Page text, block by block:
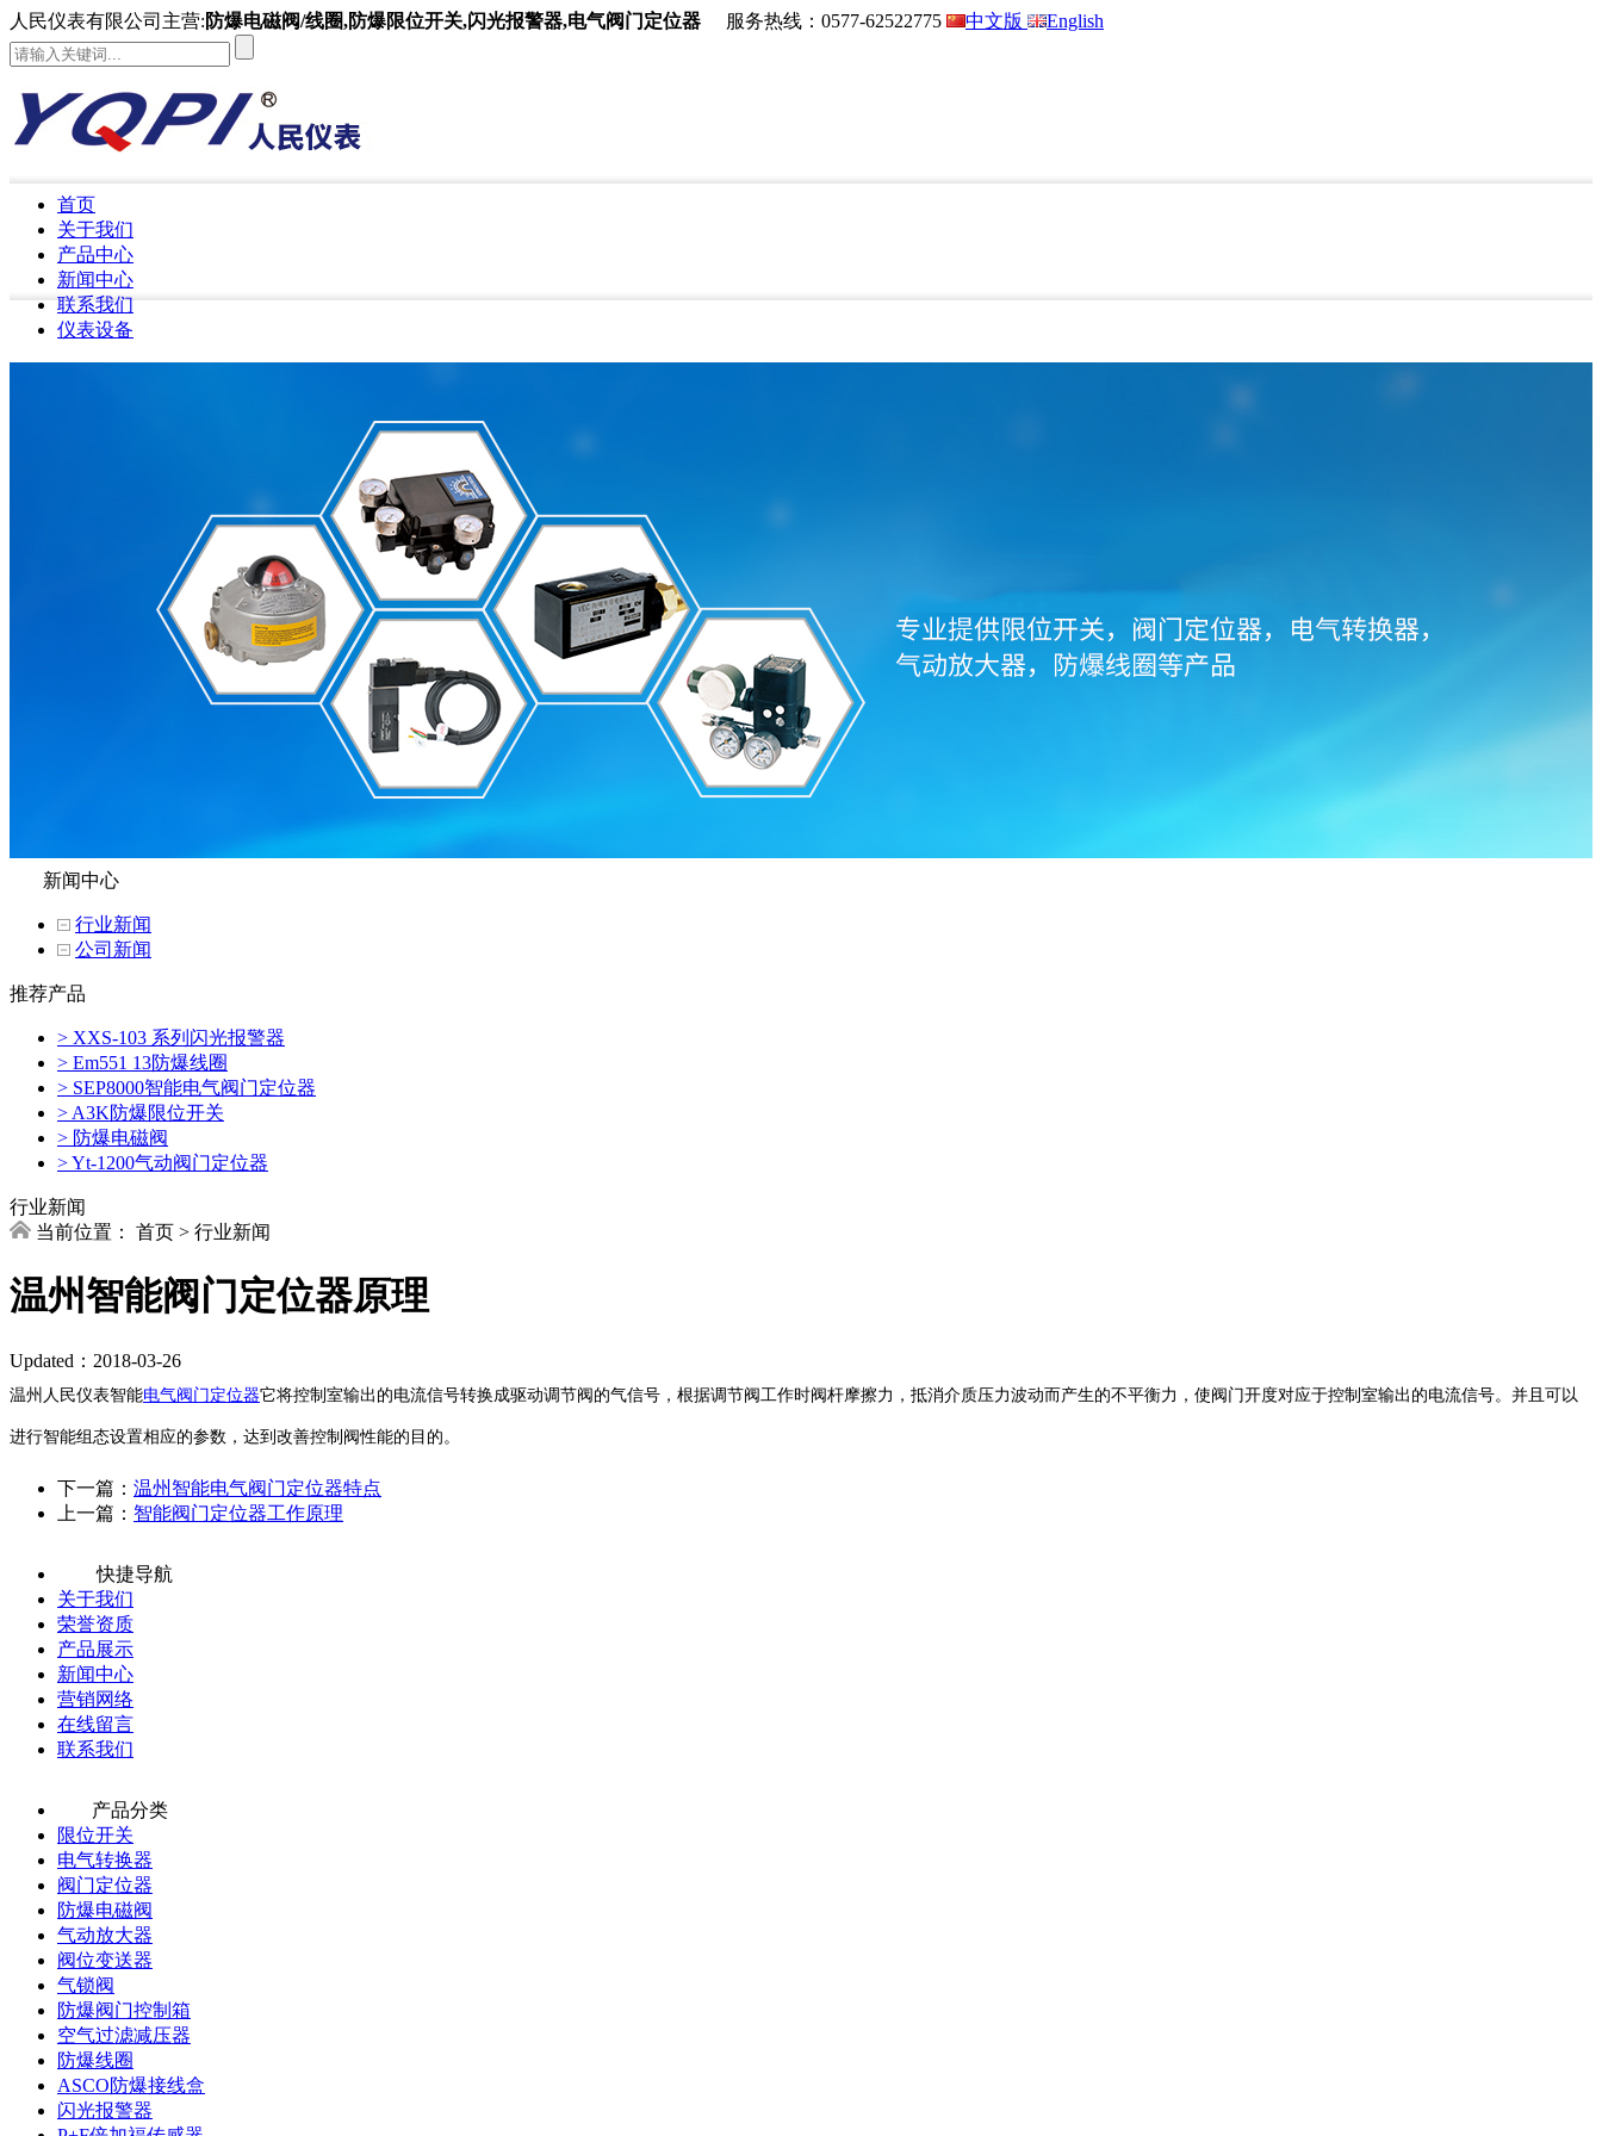
人民仪表有限公司主营: 防爆电磁阀/线圈,防爆限位开关,闪光报警器,电气阀门定位器 服务热线： 0577-62522775 中文版 English
首页
关于我们
产品中心
新闻中心
联系我们
仪表设备
新闻中心
行业新闻
公司新闻
推荐产品
> XXS-103 系列闪光报警器
> Em551 13防爆线圈
> SEP8000智能电气阀门定位器
> A3K防爆限位开关
> 防爆电磁阀
> Yt-1200气动阀门定位器
行业新闻
当前位置： 首页 > 行业新闻
温州智能阀门定位器原理
Updated：2018-03-26
温州人民仪表智能电气阀门定位器它将控制室输出的电流信号转换成驱动调节阀的气信号，根据调节阀工作时阀杆摩擦力，抵消介质压力波动而产生的不平衡力，使阀门开度对应于控制室输出的电流信号。并且可以
进行智能组态设置相应的参数，达到改善控制阀性能的目的。
下一篇： 温州智能电气阀门定位器特点
上一篇： 智能阀门定位器工作原理
快捷导航
关于我们
荣誉资质
产品展示
新闻中心
营销网络
在线留言
联系我们
产品分类
限位开关
电气转换器
阀门定位器
防爆电磁阀
气动放大器
阀位变送器
气锁阀
防爆阀门控制箱
空气过滤减压器
防爆线圈
ASCO防爆接线盒
闪光报警器